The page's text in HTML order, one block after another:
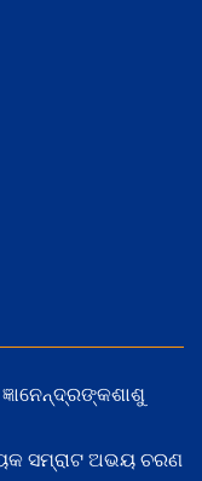
ସମ୍ରାଟ ଅଭୟ ଚରଣ